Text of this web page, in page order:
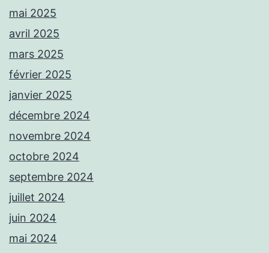
mai 2025
avril 2025
mars 2025
février 2025
janvier 2025
décembre 2024
novembre 2024
octobre 2024
septembre 2024
juillet 2024
juin 2024
mai 2024